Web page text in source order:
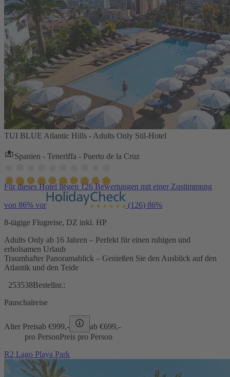
TUI BLUE Atlantic Hills - Adults Only Stil-Hotel
Spanien - Teneriffa - Puerto de la Cruz
Für dieses Hotel liegen 126 Bewertungen mit einer Zustimmung
von 86% vor (126) 86%
8-tägige Flugreise, DZ inkl. HP
Adults Only ab 16 Jahren – Perfekt für einen ruhigen und
erholsamen Urlaub
Traumhafter Panoramablick – Genießen Sie den Ausblick auf den
Atlantik und den Teide
253538Bestellnr.:
Pauschalreise
Alter Preisab €999,- ab €699,-
pro PersonPreis pro Person
R2 Lago Playa Park